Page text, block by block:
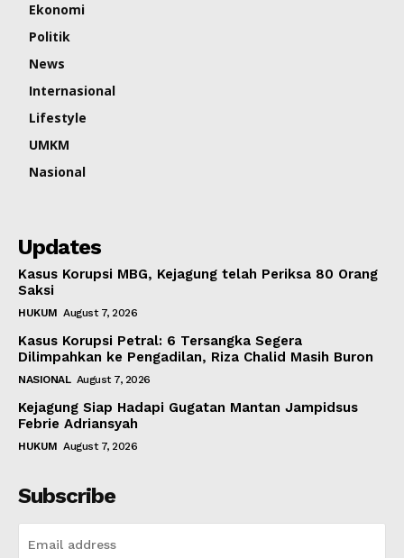
Ekonomi
Politik
News
Internasional
Lifestyle
UMKM
Nasional
Updates
Kasus Korupsi MBG, Kejagung telah Periksa 80 Orang
Saksi
HUKUM August 7, 2026
Kasus Korupsi Petral: 6 Tersangka Segera
Dilimpahkan ke Pengadilan, Riza Chalid Masih Buron
NASIONAL August 7, 2026
Kejagung Siap Hadapi Gugatan Mantan Jampidsus
Febrie Adriansyah
HUKUM August 7, 2026
Subscribe